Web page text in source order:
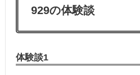
929の体験談
体験談1